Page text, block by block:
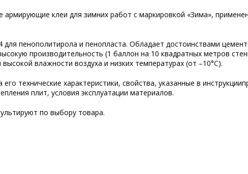
армирующие клеи для зимних работ с маркировкой «Зима»,
пенополитирола и пенопласта. Обладает достоинствами
производительность (1 баллон на 10 квадратных метров
влажности воздуха и низких температурах (от –10°C).
технические характеристики, свойства, указанные в
плит, условия эксплуатации материалов.
по выбору товара.